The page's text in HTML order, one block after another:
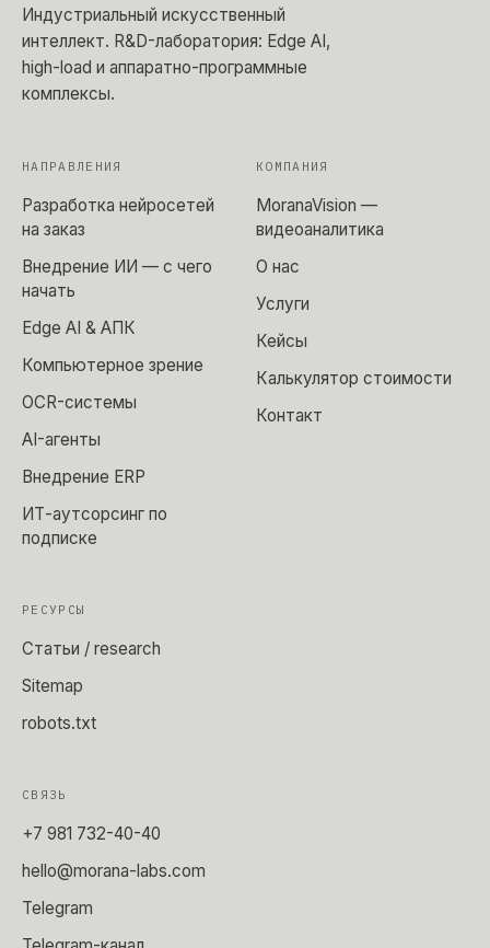
Индустриальный искусственный
интеллект. R&D-лаборатория: Edge AI,
high-load и аппаратно-программные
комплексы.
НАПРАВЛЕНИЯ
Разработка нейросетей
на заказ
Внедрение ИИ — с чего
начать
Edge AI & АПК
Компьютерное зрение
OCR-системы
AI-агенты
Внедрение ERP
ИТ-аутсорсинг по
подписке
КОМПАНИЯ
MoranaVision —
видеоаналитика
О нас
Услуги
Кейсы
Калькулятор стоимости
Контакт
РЕСУРСЫ
Статьи / research
Sitemap
robots.txt
СВЯЗЬ
+7 981 732-40-40
hello@morana-labs.com
Telegram